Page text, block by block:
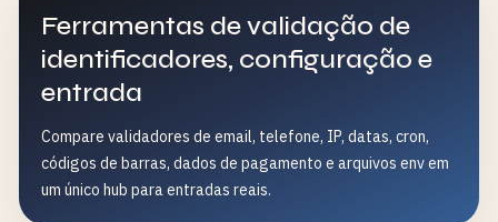
Ferramentas de validação de
identificadores, configuração e
entrada
Compare validadores de email, telefone, IP, datas, cron,
códigos de barras, dados de pagamento e arquivos env em
um único hub para entradas reais.